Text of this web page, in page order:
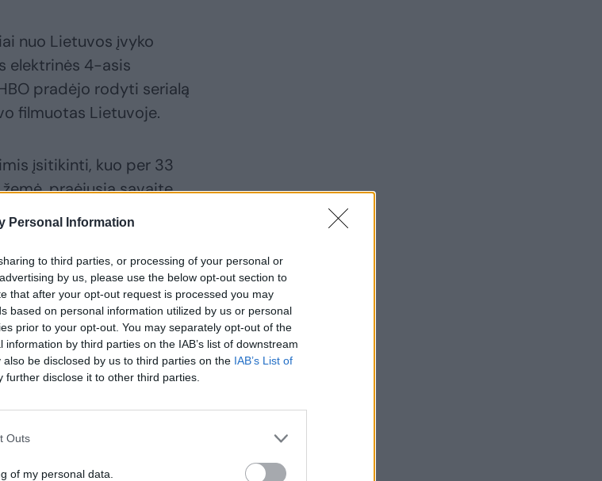
Personal Information
to third parties, or processing of your personal or
by us, please use the below opt-out section to
that after your opt-out request is processed you may
based on personal information utilized by us or personal
prior to your opt-out. You may separately opt-out of the
by third parties on the IAB’s list of downstream
be disclosed by us to third parties on the IAB’s List of
further disclose it to other third parties.
Outs
of my personal data.
nuo Lietuvos įvyko
elektrinės 4-asis
pradėjo rodyti serialą
filmuotas Lietuvoje.
įsitikinti, kuo per 33
praėjusią savaitę